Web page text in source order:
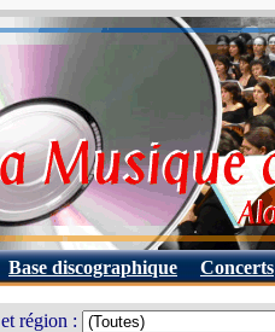
Base discographique Concerts
et région :